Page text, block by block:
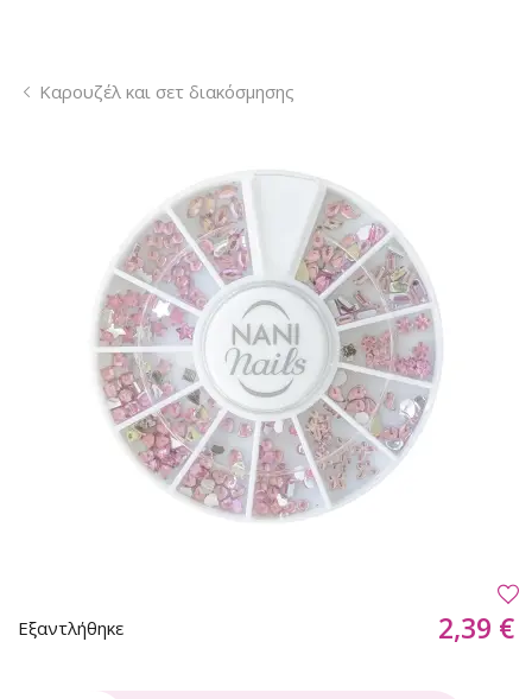
Καρουζέλ και σετ διακόσμησης
Εξαντλήθηκε 2,39 €